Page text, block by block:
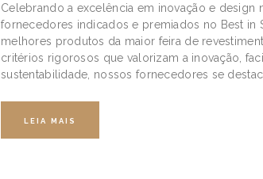
Celebrando a excelência em inovação e design
fornecedores indicados e premiados no Best
melhores produtos da maior feira de
critérios rigorosos que valorizam a inovação,
sustentabilidade, nossos fornecedores se
LEIA MAIS